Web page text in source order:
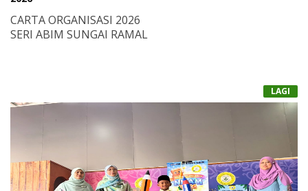
CARTA ORGANISASI 2026
SERI ABIM SUNGAI RAMAL
LAGI